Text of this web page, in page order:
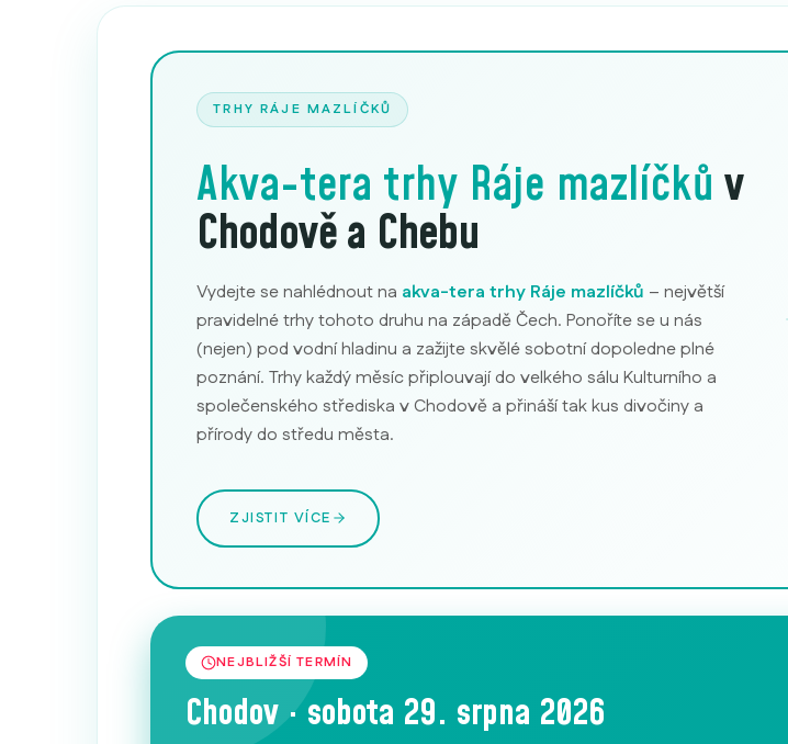
TRHY RÁJE MAZLÍČKŮ
Akva-tera trhy Ráje mazlíčků v
Chodově a Chebu
Vydejte se nahlédnout na akva-tera trhy Ráje mazlíčků – největší
pravidelné trhy tohoto druhu na západě Čech. Ponoříte se u nás
(nejen) pod vodní hladinu a zažijte skvělé sobotní dopoledne plné
poznání. Trhy každý měsíc připlouvají do velkého sálu Kulturního a
společenského střediska v Chodově a přináší tak kus divočiny a
přírody do středu města.
ZJISTIT VÍCE
NEJBLIŽŠÍ TERMÍN
Chodov · sobota 29. srpna 2026